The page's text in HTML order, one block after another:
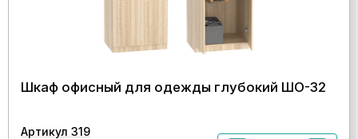
Шкаф офисный для одежды глубокий ШО-32
Артикул 319